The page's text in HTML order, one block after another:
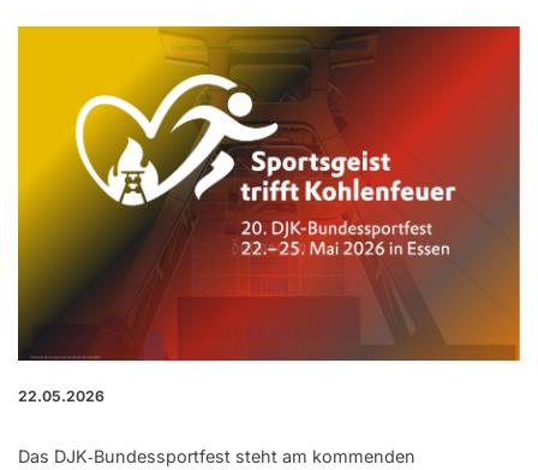
22.05.2026
Das DJK‑Bundessportfest steht am kommenden